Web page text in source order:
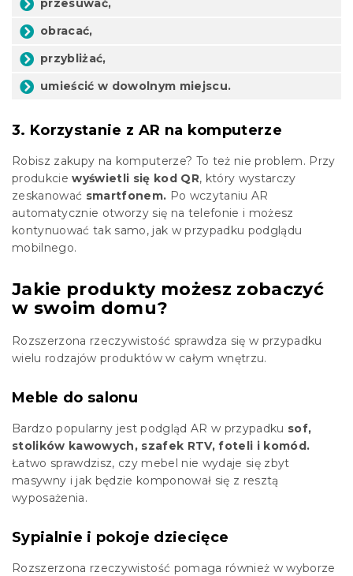
przesuwać,
obracać,
przybliżać,
umieścić w dowolnym miejscu.
3. Korzystanie z AR na komputerze
Robisz zakupy na komputerze? To też nie problem. Przy
produkciewyświetli się kod QR, który wystarczy
zeskanować smartfonem. Po wczytaniu AR
automatycznie otworzy się na telefonie i możesz
kontynuować tak samo, jak w przypadku podglądu
mobilnego.
Jakie produkty możesz zobaczyć
w swoim domu?
Rozszerzona rzeczywistość sprawdza się w przypadku
wielu rodzajów produktów w całym wnętrzu.
Meble do salonu
Bardzo popularny jest podgląd AR w przypadku sof,
stolików kawowych, szafek RTV, foteli i komód.
Łatwo sprawdzisz, czy mebel nie wydaje się zbyt
masywny i jak będzie komponował się z resztą
wyposażenia.
Sypialnie i pokoje dziecięce
Rozszerzona rzeczywistość pomaga również w wyborze